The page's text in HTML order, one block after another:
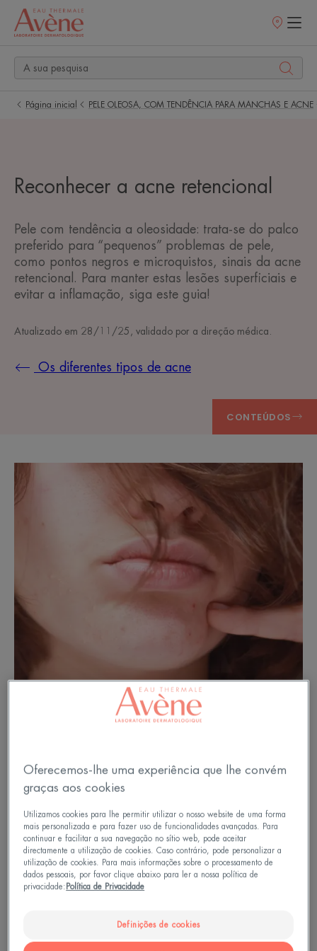
Pontos
Página inicial PELE OLEOSA, COM TENDÊNCIA PARA MANCHAS E ACNE
Reconhecer a acne retencional
Pele com tendência a oleosidade: trata-se do palco
preferido para “pequenos” problemas de pele,
como pontos negros e microquistos, sinais da acne
retencional. Para manter estas lesões superficiais e
evitar a inflamação, siga este guia!
Atualizado em 28/11/25 , validado por a direção médica
Os diferentes tipos de acne
CONTEÚDOS
O que é a acne retencional?
Esta é geralmente a forma em que aparece no
rosto dos adolescentes: microquistos e pontos
causada pela perturbação hormonal da
puberdade.
Oferecemos-lhe uma experiência que lhe convém
graças aos cookies
Utilizamos cookies para lhe permitir utilizar o nosso website de uma forma
mais personalizada e para fazer uso de funcionalidades avançadas. Para
continuar e facilitar a sua navegação no sítio web, pode aceitar
directamente a utilização de cookies. Caso contrário, pode personalizar a
utilização de cookies. Para mais informações sobre o processamento de
dados pessoais, por favor clique abaixo para ler a nossa política de
privacidade: Política de Privacidade
Definições de cookies